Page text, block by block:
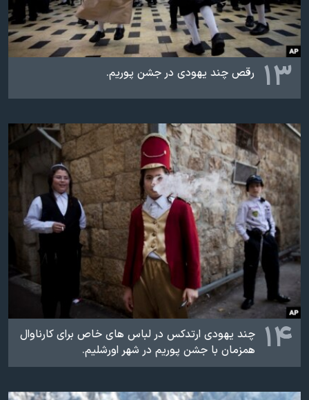
۱۳ رقص چند یهودی در جشن پوریم.
۱۴ چند یهودی ارتدکس در لباس های خاص برای کارناوال
همزمان با جشن پوریم در شهر اورشلیم.